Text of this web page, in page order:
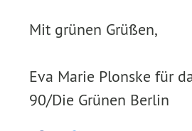
Mit grünen Grüßen,
Eva Marie Plonske für
90/Die Grünen Berlin